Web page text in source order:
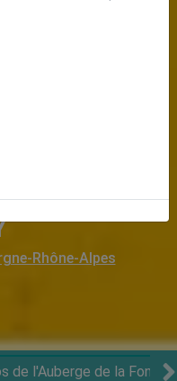
Rhône-Alpes
de l'Auberge de la